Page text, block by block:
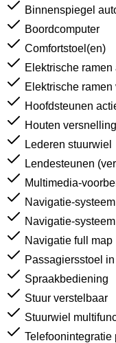
Binnenspiegel
Boordcomputer
Comfortstoel(en)
Elektrische ramen
Elektrische ramen
Hoofdsteunen
Houten
Lederen stuurwiel
Lendesteunen
Multimedia-
Navigatie-
Navigatie-
Navigatie full map
Passagiersstoel
Spraakbediening
Stuur verstelbaar
Stuurwiel
Telefoonintegratie